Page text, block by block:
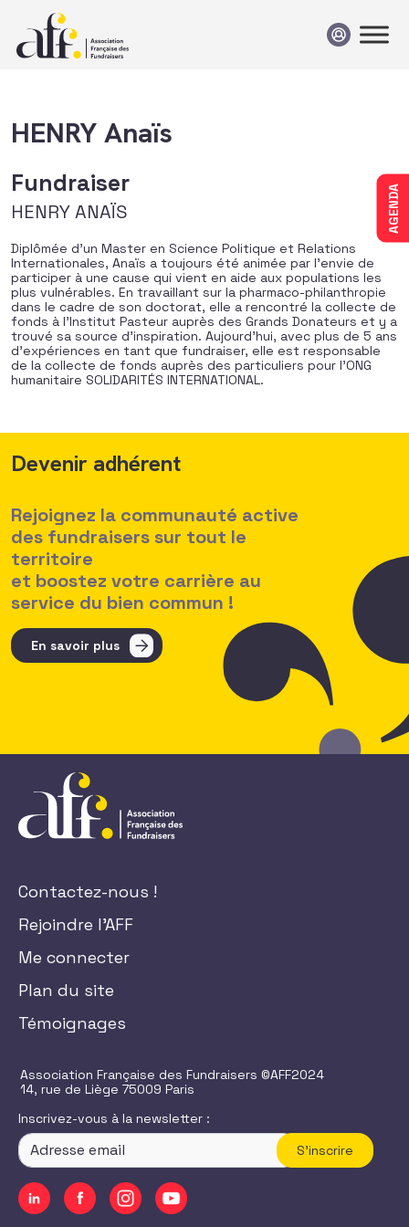
AGENDA
HENRY Anaïs
Fundraiser
HENRY ANAÏS
Diplômée d’un Master en Science Politique et Relations
Internationales, Anaïs a toujours été animée par l’envie de
participer à une cause qui vient en aide aux populations les
plus vulnérables. En travaillant sur la pharmaco-philanthropie
dans le cadre de son doctorat, elle a rencontré la collecte de
fonds à l’Institut Pasteur auprès des Grands Donateurs et y a
trouvé sa source d’inspiration. Aujourd’hui, avec plus de 5 ans
d’expériences en tant que fundraiser, elle est responsable
de la collecte de fonds auprès des particuliers pour l’ONG
humanitaire SOLIDARITÉS INTERNATIONAL.
Devenir adhérent
Rejoignez la communauté active
des fundraisers sur tout le
territoire
et boostez votre carrière au
service du bien commun !
En savoir plus
Contactez-nous !
Rejoindre l'AFF
Me connecter
Plan du site
Témoignages
Association Française des Fundraisers ©AFF2024
14, rue de Liège 75009 Paris
Inscrivez-vous à la newsletter :
S'inscrire